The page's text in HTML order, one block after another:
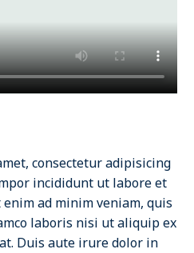
consectetur adipisicing
incididunt ut labore et
ad minim veniam, quis
laboris nisi ut aliquip ex
Duis aute irure dolor in